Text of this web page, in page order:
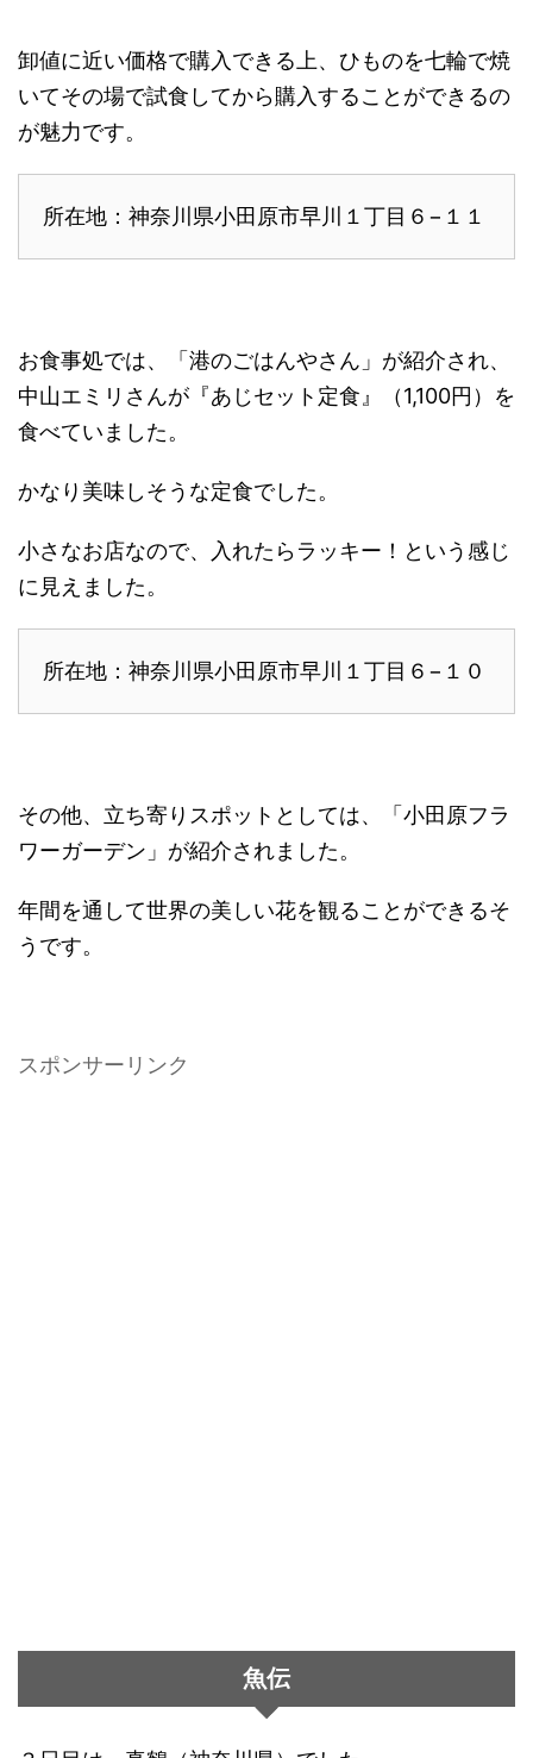
卸値に近い価格で購入できる上、ひものを七輪で焼
いてその場で試食してから購入することができるの
が魅力です。
所在地：神奈川県小田原市早川１丁目６−１１
お食事処では、「港のごはんやさん」が紹介され、
中山エミリさんが『あじセット定食』（1,100円）を
食べていました。
かなり美味しそうな定食でした。
小さなお店なので、入れたらラッキー！という感じ
に見えました。
所在地：神奈川県小田原市早川１丁目６−１０
その他、立ち寄りスポットとしては、「小田原フラ
ワーガーデン」が紹介されました。
年間を通して世界の美しい花を観ることができるそ
うです。
スポンサーリンク
魚伝